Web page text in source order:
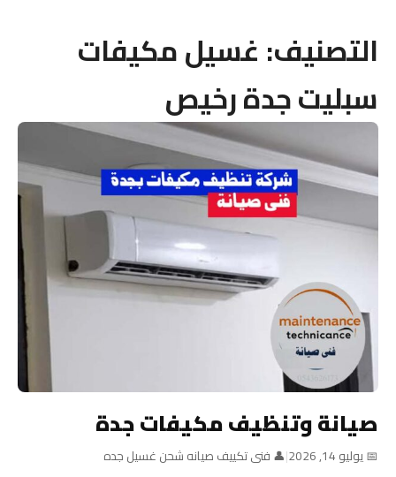
التصنيف: غسيل مكيفات
سبليت جدة رخيص
صيانة وتنظيف مكيفات جدة
📅 يوليو 14, 2026 |👤 فنى تكييف صيانه شحن غسيل جده